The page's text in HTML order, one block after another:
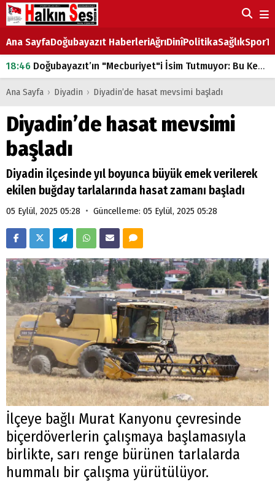
Ana SayfaDoğubayazıt HaberleriAğrıDinîPolitikaSağlıkSpor
18:46 Doğubayazıt’ın "Mecburiyet"i İsim Tutmuyor: Bu Kez de Mem u Zîn Oldu!
07:53Doğubayazıt’ta Ekmek Fiyatlarına Zam
07:16
Doğubayazıt'ta çocukların sırtındaki ağır yük
07:00DEVLET ve HÜKÜMET
18:29ÇARŞI CADDESİ YAZ BOZ TAHTASI
Ana Sayfa › Diyadin › Diyadin’de hasat mevsimi başladı
Diyadin’de hasat mevsimi
başladı
Diyadin ilçesinde yıl boyunca büyük emek verilerek
ekilen buğday tarlalarında hasat zamanı başladı
05 Eylül, 2025 05:28 • Güncelleme: 05 Eylül, 2025 05:28
İlçeye bağlı Murat Kanyonu çevresinde
biçerdöverlerin çalışmaya başlamasıyla
birlikte, sarı renge bürünen tarlalarda
hummalı bir çalışma yürütülüyor.